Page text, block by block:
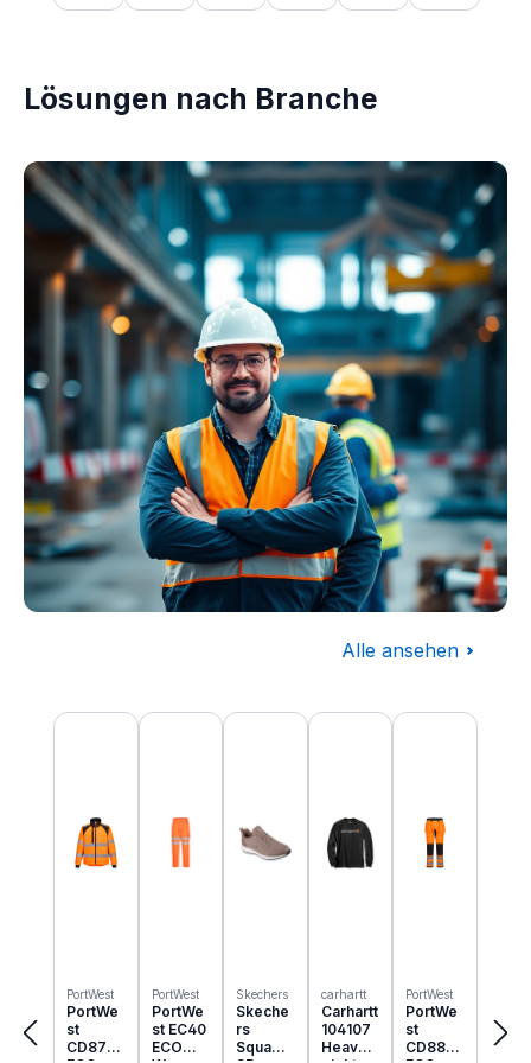
Lösungen nach Branche
Alle ansehen
Produktgalerie überspringen
PortWest
PortWe
st
CD875
PortWest
PortWe
st EC40
ECO
Skechers
Skeche
rs
Squad
carhartt
Carhartt
104107
Heavyw
PortWest
PortWe
st
CD889